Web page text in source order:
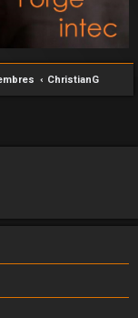
ChristianG